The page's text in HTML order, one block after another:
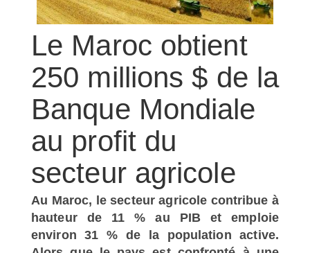
Le Maroc obtient
250 millions $ de la
Banque Mondiale
au profit du
secteur agricole
Au Maroc, le secteur agricole contribue à
hauteur de 11 % au PIB et emploie
environ 31 % de la population active.